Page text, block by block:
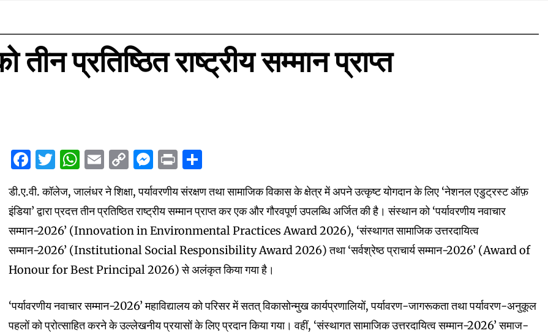
प्रतिष्ठित राष्ट्रीय सम्मान प्राप्त
Facebook
Twitter
WhatsApp
Email
Copy
Link
Messenger
Print
डी.ए.वी. कॉलेज, जालंधर ने शिक्षा, पर्यावरणीय संरक्षण तथा सामाजिक विकास के क्षेत्र में अपने उत्कृष्ट योगदान के लिए ‘नेशनल एडुट्रस्ट ऑफ़
इंडिया’ द्वारा प्रदत्त तीन प्रतिष्ठित राष्ट्रीय सम्मान प्राप्त कर एक और गौरवपूर्ण उपलब्धि अर्जित की है। संस्थान को ‘पर्यावरणीय नवाचार
सम्मान-2026’ (Innovation in Environmental Practices Award 2026), ‘संस्थागत सामाजिक उत्तरदायित्व
सम्मान-2026’ (Institutional Social Responsibility Award 2026) तथा ‘सर्वश्रेष्ठ प्राचार्य सम्मान-2026’ (Award of
Honour for Best Principal 2026) से अलंकृत किया गया है।
‘पर्यावरणीय नवाचार सम्मान-2026’ महाविद्यालय को परिसर में सतत् विकासोन्मुख कार्यप्रणालियों, पर्यावरण-जागरूकता तथा पर्यावरण-अनुकूल
पहलों को प्रोत्साहित करने के उल्लेखनीय प्रयासों के लिए प्रदान किया गया। वहीं, ‘संस्थागत सामाजिक उत्तरदायित्व सम्मान-2026’ समाज-